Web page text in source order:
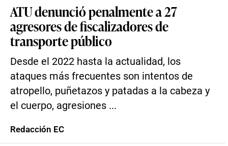
ATU denunció penalmente a 27
agresores de fiscalizadores de
transporte público
Desde el 2022 hasta la actualidad, los
ataques más frecuentes son intentos de
atropello, puñetazos y patadas a la cabeza y
el cuerpo, agresiones ...
Redacción EC